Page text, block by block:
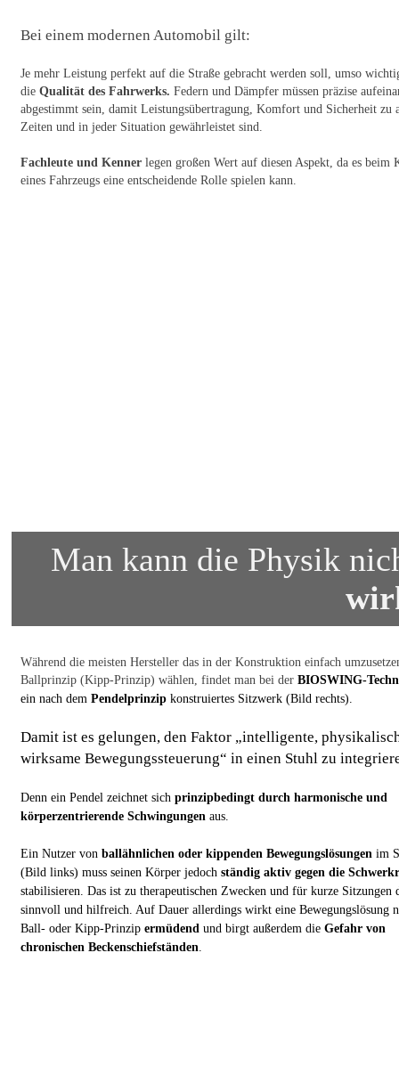
Bei einem modernen Automobil gilt:
Je mehr Leistung perfekt auf die Straße gebracht werden soll, umso
dieQualität des Fahrwerks.Federn und Dämpfer müssen präzise
abgestimmt sein, damit Leistungsübertragung, Komfort und Sicherheit zu
Zeiten und in jeder Situation gewährleistet sind.
Fachleute und Kenner legen großen Wert auf diesen Aspekt, da es beim
eines Fahrzeugs eine entscheidende Rolle spielen kann.
Man kann die Physik
Während die meisten Hersteller das in der Konstruktion einfach
Ballprinzip (Kipp-Prinzip) wählen, findet man bei derBIOSWING-
ein nach demPendelprinzip konstruiertes Sitzwerk (Bild rechts).
Damit ist es gelungen, den Faktor „intelligente,
wirksame Bewegungssteuerung“ in einen Stuhl zu
Denn ein Pendel zeichnet sichprinzipbedingt durch harmonische und
körperzentrierende Schwingungen aus.
Ein Nutzer vonballähnlichen oder kippenden Bewegungslösungen im
(Bild links) muss seinen Körper jedochständig aktiv gegen die
stabilisieren. Das ist zu therapeutischen Zwecken und für kurze Sitzungen
sinnvoll und hilfreich. Auf Dauer allerdings wirkt eine Bewegungslösung
Ball- oder Kipp-Prinzipermüdend und birgt außerdem dieGefahr von
chronischen Beckenschiefständen